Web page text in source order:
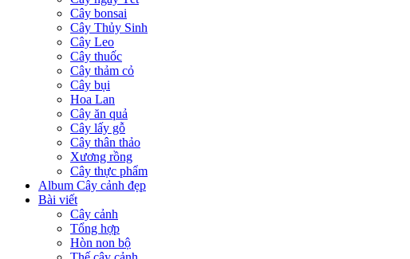
Cây bonsai
Cây Thủy Sinh
Cây Leo
Cây thuốc
Cây thảm cỏ
Cây bụi
Hoa Lan
Cây ăn quả
Cây lấy gỗ
Cây thân thảo
Xương rồng
Cây thực phẩm
Album Cây cảnh đẹp
Bài viết
Cây cảnh
Tổng hợp
Hòn non bộ